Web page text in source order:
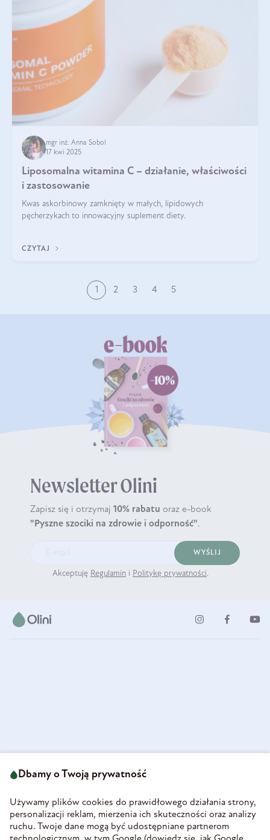
mgr inż. Anna Sobol
17 kwi 2025
Liposomalna witamina C – działanie, właściwości
i zastosowanie
Kwas askorbinowy zamknięty w małych, lipidowych
pęcherzykach to innowacyjny suplement diety.
CZYTAJ
1 2 3 4 5
Newsletter Olini
Zapisz się i otrzymaj 10% rabatu oraz e-book
"Pyszne szociki na zdrowie i odporność".
WYŚLIJ
Akceptuję Regulamin i Politykę prywatności.
58-160 Świebodzice
REGON 890213034
INFORMACJE
Dbamy o Twoją prywatność
Używamy plików cookies do prawidłowego działania strony,
personalizacji reklam, mierzenia ich skuteczności oraz analizy
ruchu. Twoje dane mogą być udostępniane partnerom